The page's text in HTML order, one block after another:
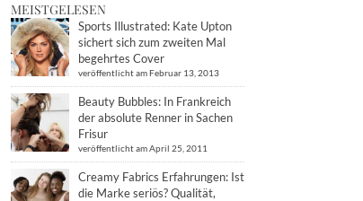
MEISTGELESEN
Sports Illustrated: Kate Upton
sichert sich zum zweiten Mal
begehrtes Cover
veröffentlicht am Februar 13, 2013
Beauty Bubbles: In Frankreich
der absolute Renner in Sachen
Frisur
veröffentlicht am April 25, 2011
Creamy Fabrics Erfahrungen: Ist
die Marke seriös? Qualität,